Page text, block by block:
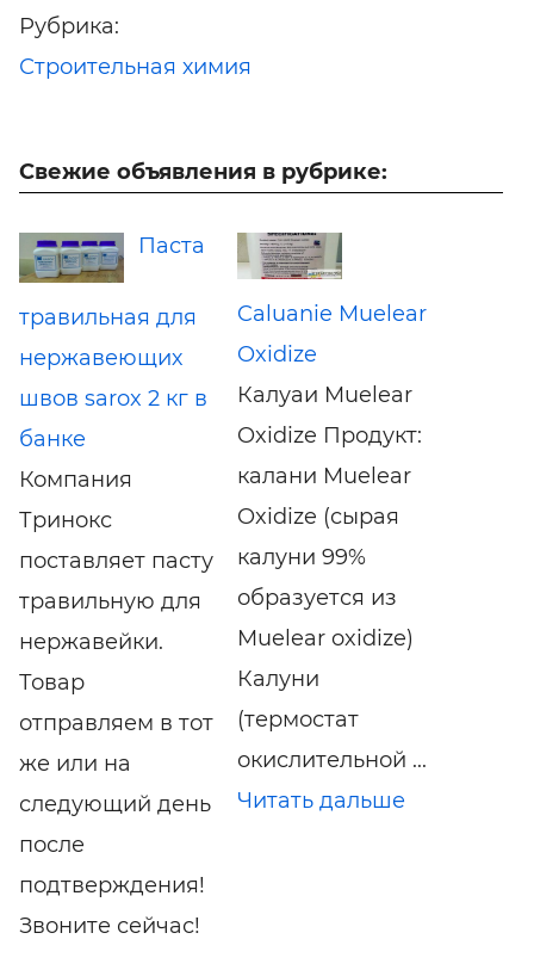
Рубрика:
Строительная химия
Свежие объявления в рубрике:
Паста
травильная для
нержавеющих
швов sarox 2 кг в
банке
Компания
Тринокс
поставляет пасту
травильную для
нержавейки.
Товар
отправляем в тот
же или на
следующий день
после
подтверждения!
Звоните сейчас!
Caluanie Muelear
Oxidize
Калуаи Muelear
Oxidize Продукт:
калани Muelear
Oxidize (сырая
калуни 99%
образуется из
Muelear oxidize)
Калуни
(термостат
окислительной ...
Читать дальше